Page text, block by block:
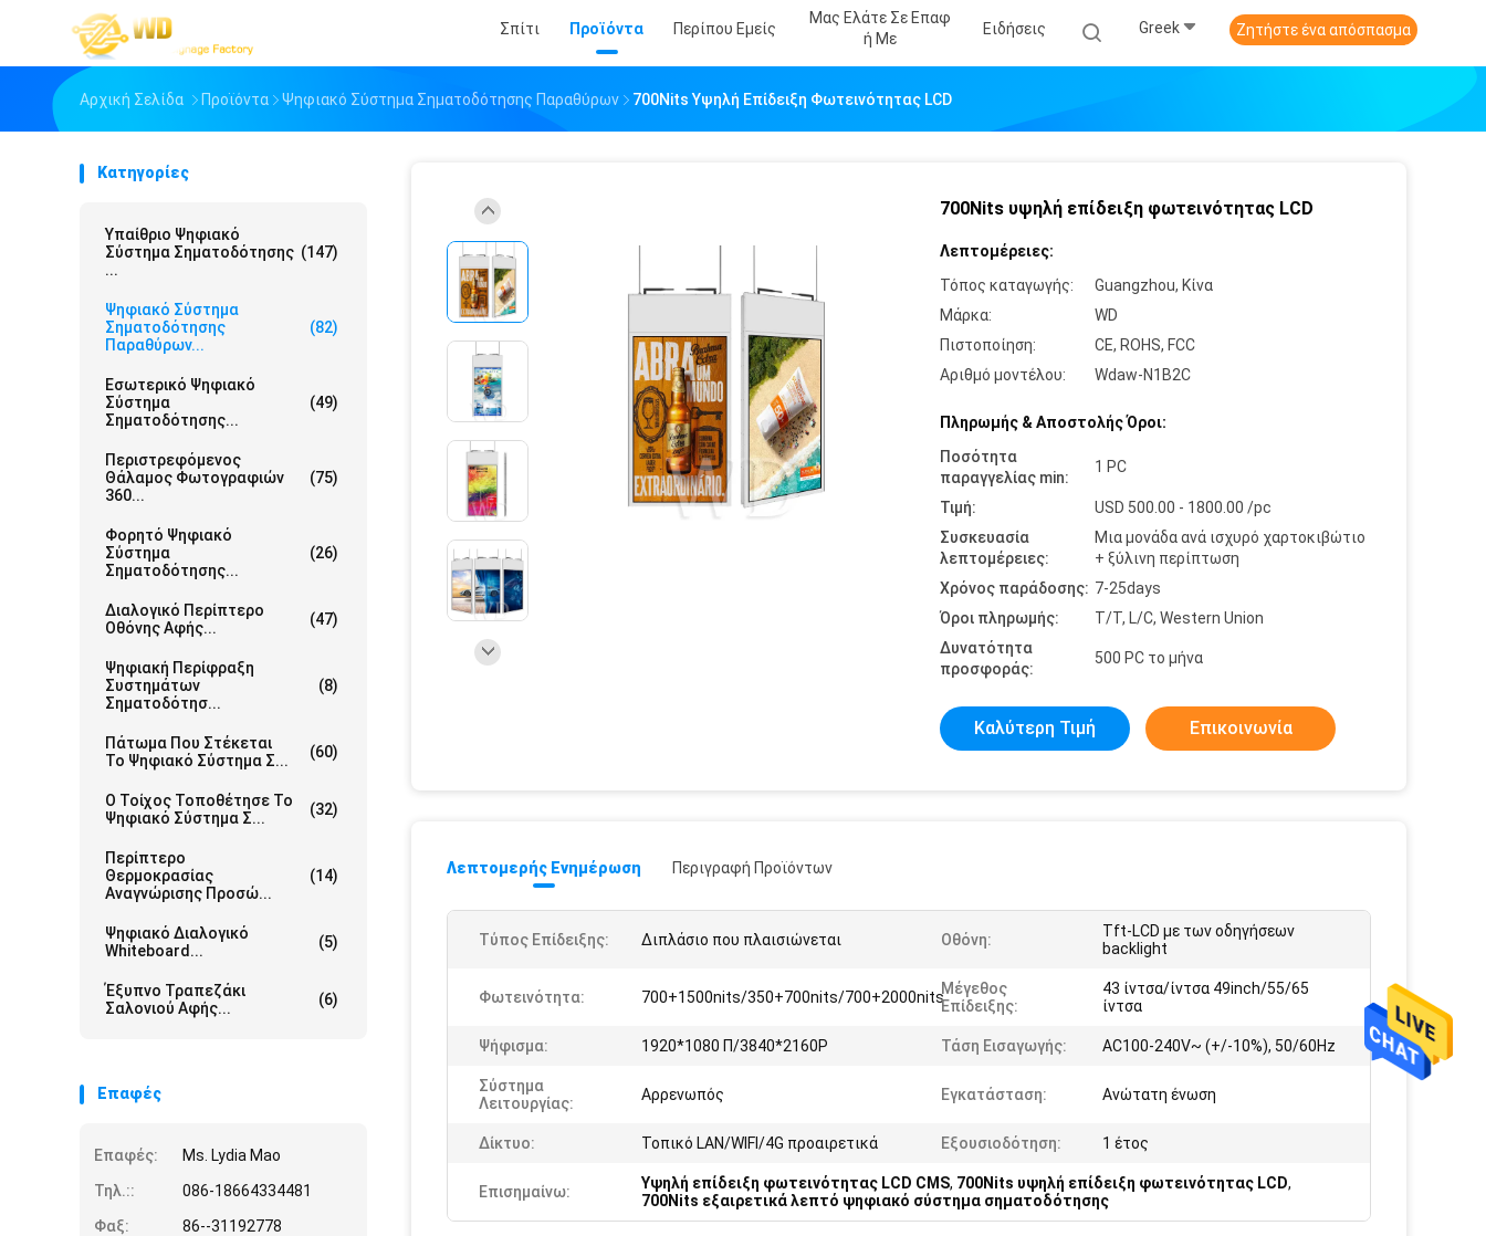
Σπίτι Προϊόντα Περίπου Εμείς
Μας Ελάτε Σε Επαφ
Ή Με
Ειδήσεις Greek Ζητήστε ένα απόσπασμα
Αρχική Σελίδα Προϊόντα Ψηφιακό Σύστημα Σηματοδότησης Παραθύρων 700Nits Υψηλή Επίδειξη Φωτεινότητας LCD
Κατηγορίες
Υπαίθριο Ψηφιακό
Σύστημα Σηματοδότησης
...
(147)
Ψηφιακό Σύστημα
Σηματοδότησης
Παραθύρων...
(82)
Εσωτερικό Ψηφιακό
Σύστημα
Σηματοδότησης...
(49)
Περιστρεφόμενος
Θάλαμος Φωτογραφιών
360...
(75)
Φορητό Ψηφιακό
Σύστημα
Σηματοδότησης...
(26)
Διαλογικό Περίπτερο
Οθόνης Αφής...
(47)
Ψηφιακή Περίφραξη
Συστημάτων
Σηματοδότησ...
(8)
Πάτωμα Που Στέκεται
Το Ψηφιακό Σύστημα Σ...
(60)
Ο Τοίχος Τοποθέτησε Το
Ψηφιακό Σύστημα Σ...
(32)
Περίπτερο
Θερμοκρασίας
Αναγνώρισης Προσώ...
(14)
Ψηφιακό Διαλογικό
Whiteboard...
(5)
Έξυπνο Τραπεζάκι
Σαλονιού Αφής...
(6)
Επαφές
Επαφές:
Ms. Lydia Mao
Τηλ.::
086-18664334481
Φαξ:
86--31192778
700Nits υψηλή επίδειξη φωτεινότητας LCD
Λεπτομέρειες:
Τόπος καταγωγής:
Guangzhou, Κίνα
Μάρκα:
WD
Πιστοποίηση:
CE, ROHS, FCC
Αριθμό μοντέλου:
Wdaw-N1B2C
Πληρωμής & Αποστολής Όροι:
Ποσότητα
παραγγελίας min:
1 PC
Τιμή:
USD 500.00 - 1800.00 /pc
Συσκευασία
λεπτομέρειες:
Μια μονάδα ανά ισχυρό χαρτοκιβώτιο
+ ξύλινη περίπτωση
Χρόνος παράδοσης: 7-25days
Όροι πληρωμής:
T/T, L/C, Western Union
Δυνατότητα
προσφοράς:
500 PC το μήνα
Καλύτερη Τιμή Επικοινωνία
Λεπτομερής Ενημέρωση Περιγραφή Προϊόντων
Τύπος Επίδειξης: Διπλάσιο που πλαισιώνεται Οθόνη:
Tft-LCD με των οδηγήσεων
backlight
Φωτεινότητα: 700+1500nits/350+700nits/700+2000nitsΜέγεθος
Επίδειξης:
43 ίντσα/ίντσα 49inch/55/65
ίντσα
Ψήφισμα: 1920*1080 Π/3840*2160P Τάση Εισαγωγής: AC100-240V~ (+/-10%), 50/60Hz
Σύστημα
Λειτουργίας:
Αρρενωπός Εγκατάσταση: Ανώτατη ένωση
Δίκτυο: Τοπικό LAN/WIFI/4G προαιρετικά Εξουσιοδότηση: 1 έτος
Επισημαίνω: Υψηλή επίδειξη φωτεινότητας LCD CMS, 700Nits υψηλή επίδειξη φωτεινότητας LCD,
700Nits εξαιρετικά λεπτό ψηφιακό σύστημα σηματοδότησης